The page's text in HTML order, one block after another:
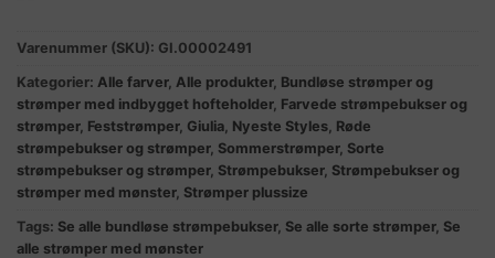
Varenummer (SKU): GI.00002491
Kategorier: Alle farver, Alle produkter, Bundløse strømper og
strømper med indbygget hofteholder, Farvede strømpebukser og
strømper, Feststrømper, Giulia, Nyeste Styles, Røde
strømpebukser og strømper, Sommerstrømper, Sorte
strømpebukser og strømper, Strømpebukser, Strømpebukser og
strømper med mønster, Strømper plussize
Tags: Se alle bundløse strømpebukser, Se alle sorte strømper, Se
alle strømper med mønster